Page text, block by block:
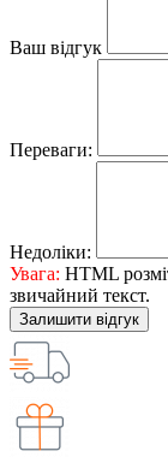
Ваш відгук
Переваги:
Недоліки:
Увага: HTML
звичайний текст.
Залишити відгук